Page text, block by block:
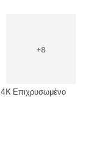
+8
Επιχρυσωμένο